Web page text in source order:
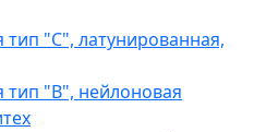
"C", латунированная,
тип "B", нейлоновая